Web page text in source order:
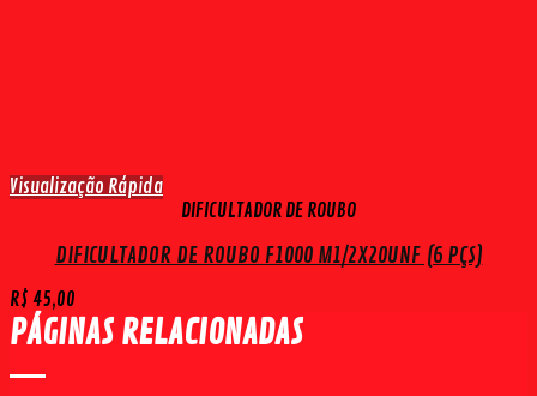
Visualização Rápida
DIFICULTADOR DE ROUBO
DIFICULTADOR DE ROUBO F1000 M1/2X20UNF (6 PÇS)
R$ 45,00
PÁGINAS RELACIONADAS